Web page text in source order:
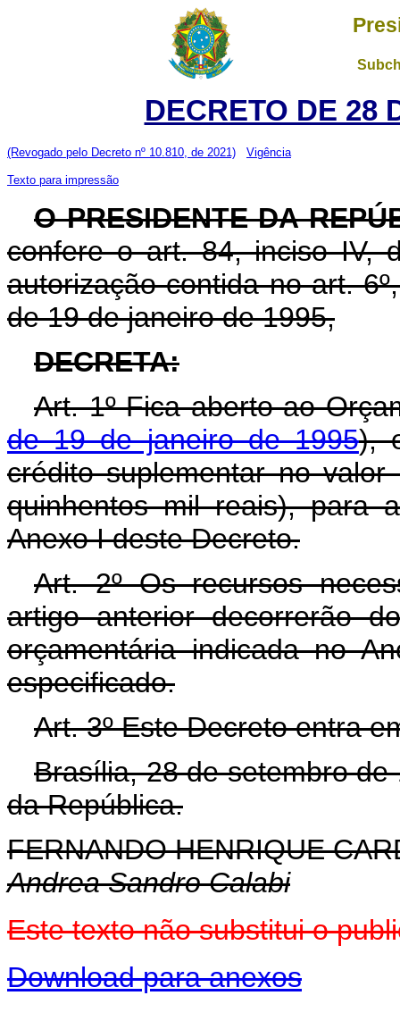
DECRETO DE 28
(Revogado pelo Decreto nº 10.810, de 2021) Vigência
Texto para impressão
O PRESIDENTE DA
confere o art. 84, inciso IV,
autorização contida no art.
de 19 de janeiro de 1995,
DECRETA:
Art. 1º Fica aberto ao
de 19 de janeiro de 1995),
crédito suplementar no
quinhentos mil reais), para
Anexo I deste Decreto.
Art. 2º Os recursos
artigo anterior decorrerão
orçamentária indicada no
especificado.
Art. 3º Este Decreto entra
Brasília, 28 de setembro de
da República.
FERNANDO HENRIQUE
Andrea Sandro Calabi
Este texto não substitui o
Download para anexos